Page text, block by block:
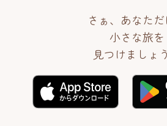
さぁ、あなた
小さな旅を
見つけましょ